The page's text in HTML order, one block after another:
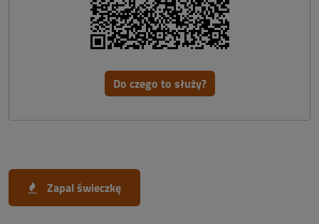
Do czego to służy?
Zapal świeczkę